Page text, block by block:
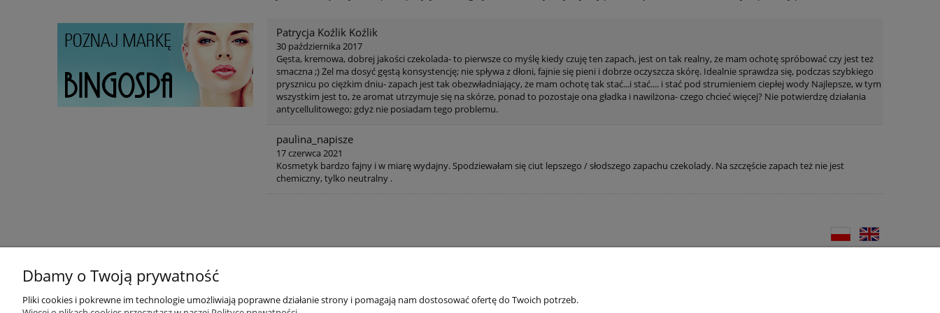
Patrycja Koźlik Koźlik
30 października 2017
Gęsta, kremowa, dobrej jakości czekolada- to pierwsze co myślę kiedy czuję ten zapach, jest on tak realny, że mam ochotę spróbować czy jest też
smaczna ;) Żel ma dosyć gęstą konsystencję; nie spływa z dłoni, fajnie się pieni i dobrze oczyszcza skórę. Idealnie sprawdza się, podczas szybkiego
prysznicu po ciężkim dniu- zapach jest tak obezwładniający, że mam ochotę tak stać...i stać.... i stać pod strumieniem ciepłej wody Najlepsze, w tym
wszystkim jest to, że aromat utrzymuje się na skórze, ponad to pozostaje ona gładka i nawilżona- czego chcieć więcej? Nie potwierdzę działania
antycellulitowego; gdyż nie posiadam tego problemu.
paulina_napisze
17 czerwca 2021
Kosmetyk bardzo fajny i w miarę wydajny. Spodziewałam się ciut lepszego / słodszego zapachu czekolady. Na szczęście zapach też nie jest
chemiczny, tylko neutralny .
Pomoc Koszty dostawy Moje konto
Dbamy o Twoją prywatność
Pliki cookies i pokrewne im technologie umożliwiają poprawne działanie strony i pomagają nam dostosować ofertę do Twoich potrzeb.